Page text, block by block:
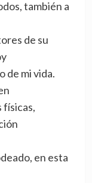
también a
de su
de mi vida.
físicas,
en esta